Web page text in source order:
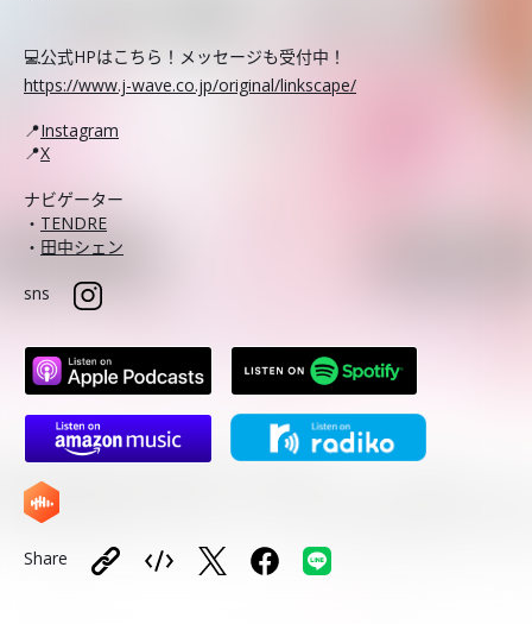
💻公式HPはこちら！メッセージも受付中！
https://www.j-wave.co.jp/original/linkscape/
📍Instagram
📍X
ナビゲーター
・ TENDRE
・ 田中シェン
sns
Share